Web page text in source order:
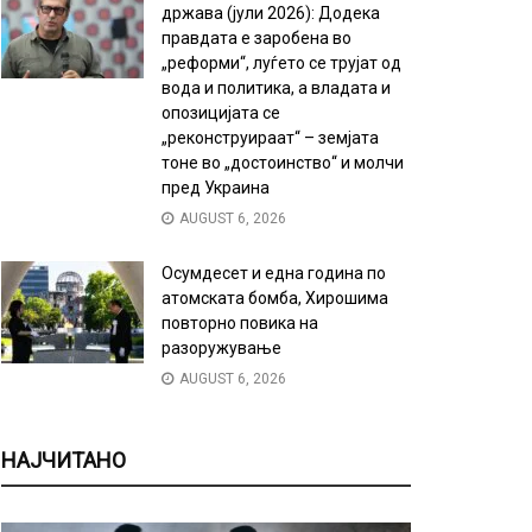
држава (јули 2026): Додека
правдата е заробена во
„реформи“, луѓето се трујат од
вода и политика, а владата и
опозицијата се
„реконструираат“ – земјата
тоне во „достоинство“ и молчи
пред Украина
AUGUST 6, 2026
Осумдесет и една година по
атомската бомба, Хирошима
повторно повика на
разоружување
AUGUST 6, 2026
НАЈЧИТАНО